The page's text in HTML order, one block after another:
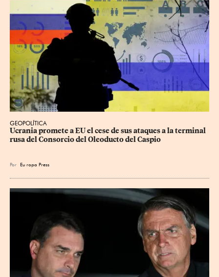
GEOPOLÍTICA
Ucrania promete a EU el cese de sus ataques a la terminal
rusa del Consorcio del Oleoducto del Caspio
Por Eu ropa Press